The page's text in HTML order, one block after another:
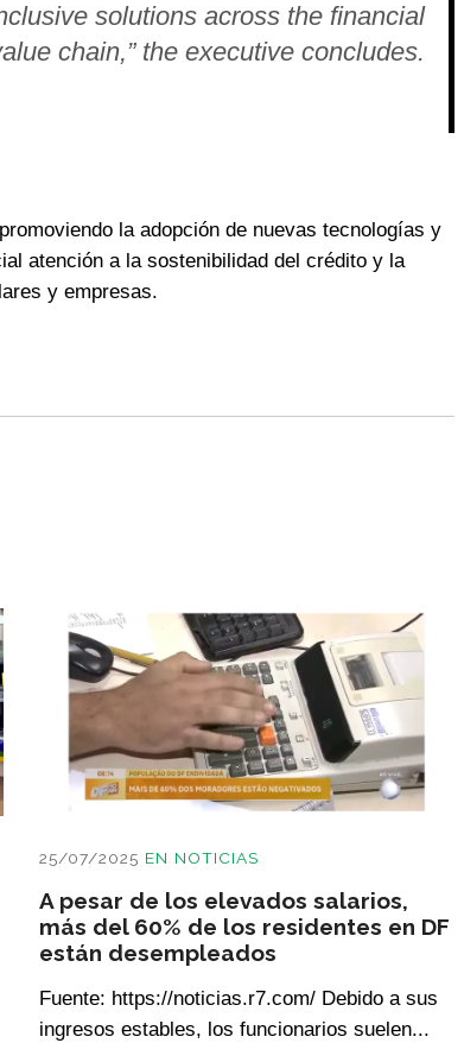
solutions across the financial
chain,” the executive concludes.
la adopción de nuevas tecnologías y
atención a la sostenibilidad del crédito y la
y empresas.
25/07/2025 EN NOTICIAS
A pesar de los elevados salarios,
más del 60% de los residentes en DF
están desempleados
Fuente: https://noticias.r7.com/ Debido a sus
ingresos estables, los funcionarios suelen...